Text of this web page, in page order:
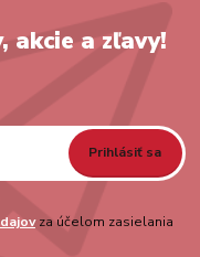
akcie a zľavy!
Prihlásiť sa
za účelom zasielania